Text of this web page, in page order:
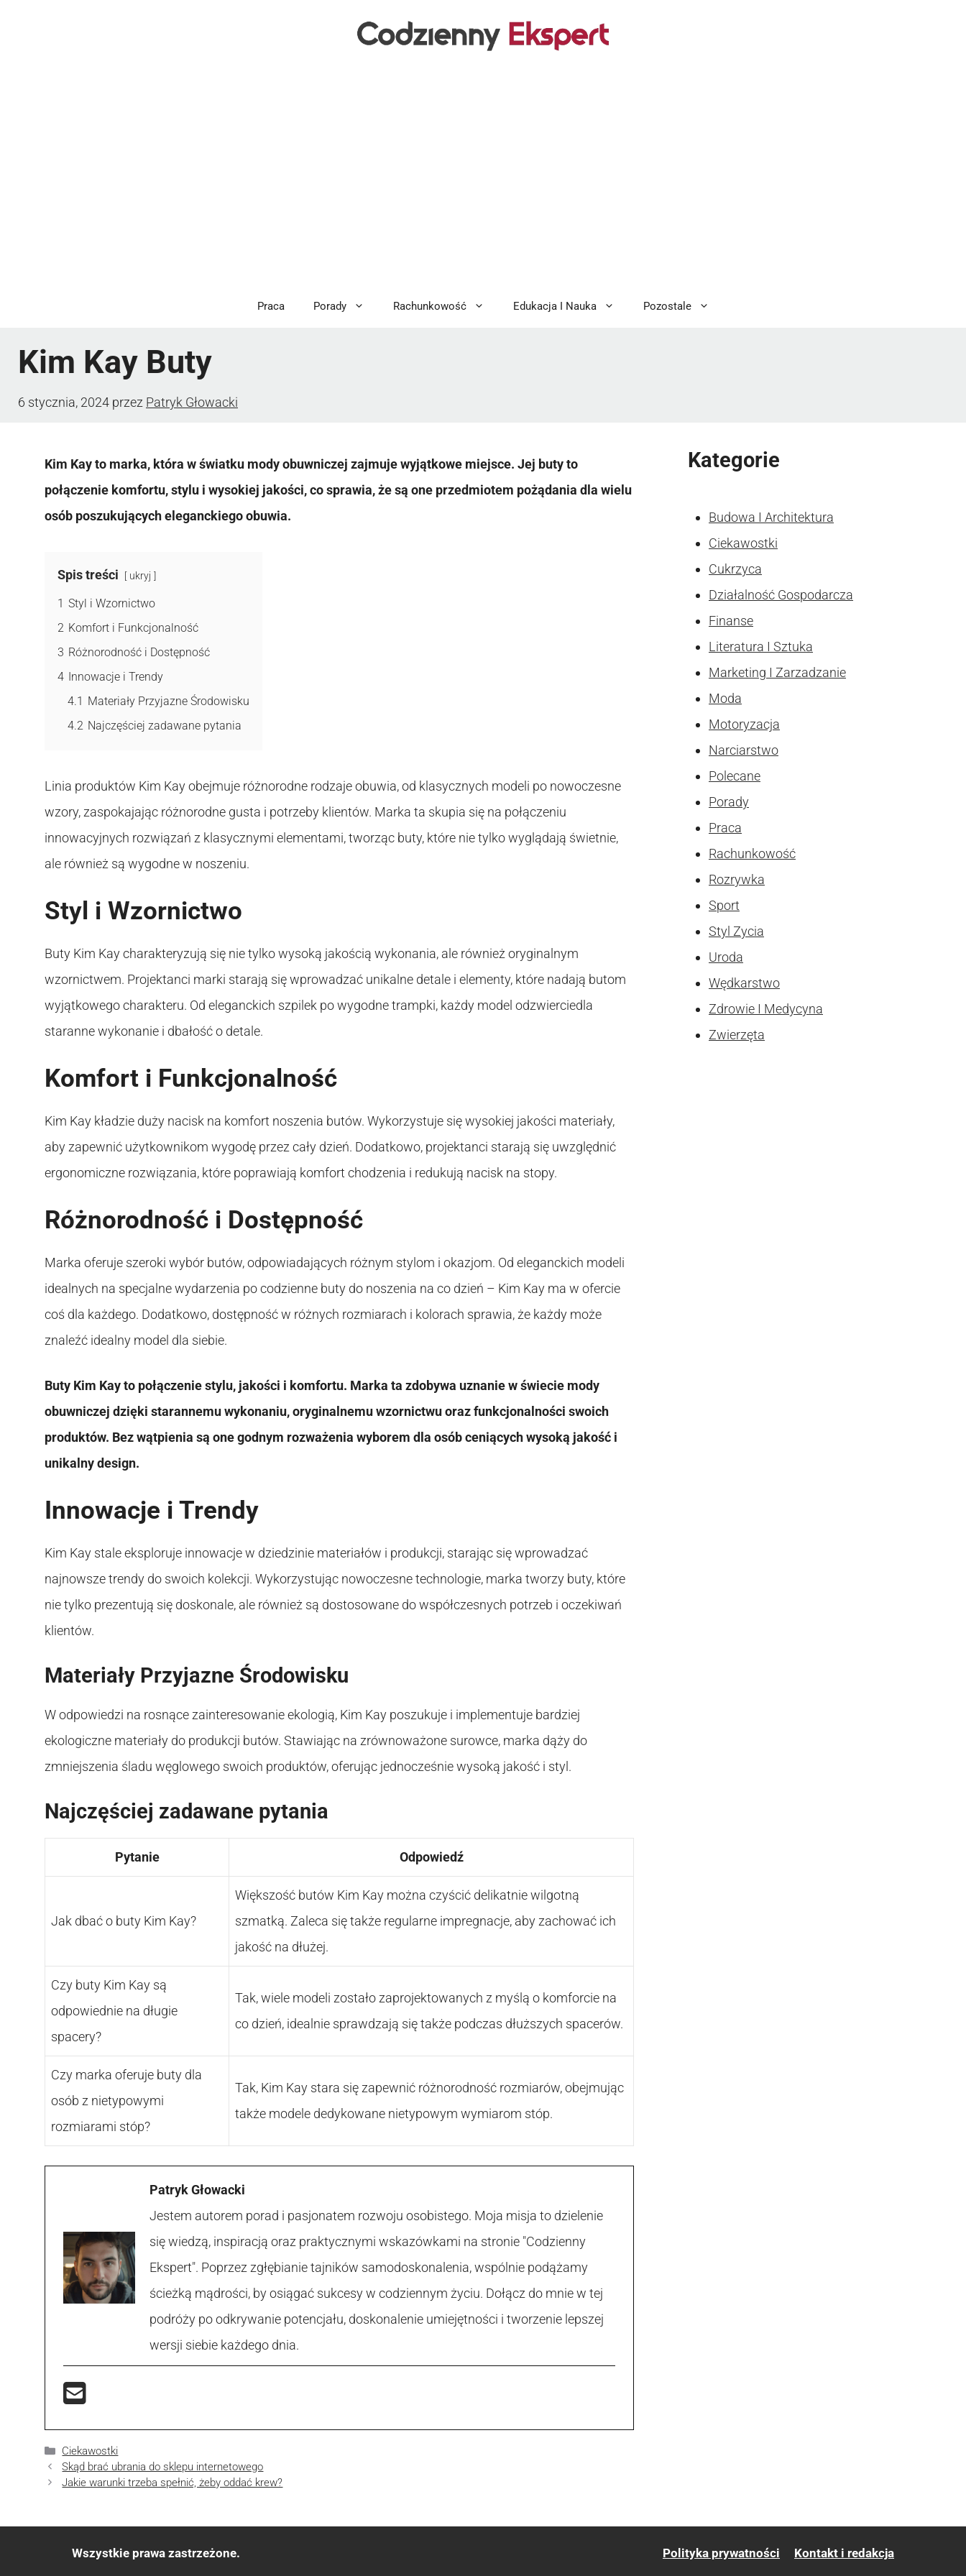
Praca Porady Rachunkowość Edukacja I Nauka Pozostale
Kim Kay Buty
6 stycznia, 2024 przez Patryk Głowacki
Kim Kay to marka, która w światku mody obuwniczej zajmuje wyjątkowe miejsce. Jej buty to
połączenie komfortu, stylu i wysokiej jakości, co sprawia, że są one przedmiotem pożądania dla wielu
osób poszukujących eleganckiego obuwia.
Spis treści ukryj
1 Styl i Wzornictwo
2 Komfort i Funkcjonalność
3 Różnorodność i Dostępność
4 Innowacje i Trendy
4.1 Materiały Przyjazne Środowisku
4.2 Najczęściej zadawane pytania
Linia produktów Kim Kay obejmuje różnorodne rodzaje obuwia, od klasycznych modeli po nowoczesne
wzory, zaspokajając różnorodne gusta i potrzeby klientów. Marka ta skupia się na połączeniu
innowacyjnych rozwiązań z klasycznymi elementami, tworząc buty, które nie tylko wyglądają świetnie,
ale również są wygodne w noszeniu.
Styl i Wzornictwo
Buty Kim Kay charakteryzują się nie tylko wysoką jakością wykonania, ale również oryginalnym
wzornictwem. Projektanci marki starają się wprowadzać unikalne detale i elementy, które nadają butom
wyjątkowego charakteru. Od eleganckich szpilek po wygodne trampki, każdy model odzwierciedla
staranne wykonanie i dbałość o detale.
Komfort i Funkcjonalność
Kim Kay kładzie duży nacisk na komfort noszenia butów. Wykorzystuje się wysokiej jakości materiały,
aby zapewnić użytkownikom wygodę przez cały dzień. Dodatkowo, projektanci starają się uwzględnić
ergonomiczne rozwiązania, które poprawiają komfort chodzenia i redukują nacisk na stopy.
Różnorodność i Dostępność
Marka oferuje szeroki wybór butów, odpowiadających różnym stylom i okazjom. Od eleganckich modeli
idealnych na specjalne wydarzenia po codzienne buty do noszenia na co dzień – Kim Kay ma w ofercie
coś dla każdego. Dodatkowo, dostępność w różnych rozmiarach i kolorach sprawia, że każdy może
znaleźć idealny model dla siebie.
Buty Kim Kay to połączenie stylu, jakości i komfortu. Marka ta zdobywa uznanie w świecie mody
obuwniczej dzięki starannemu wykonaniu, oryginalnemu wzornictwu oraz funkcjonalności swoich
produktów. Bez wątpienia są one godnym rozważenia wyborem dla osób ceniących wysoką jakość i
unikalny design.
Innowacje i Trendy
Kim Kay stale eksploruje innowacje w dziedzinie materiałów i produkcji, starając się wprowadzać
najnowsze trendy do swoich kolekcji. Wykorzystując nowoczesne technologie, marka tworzy buty, które
nie tylko prezentują się doskonale, ale również są dostosowane do współczesnych potrzeb i oczekiwań
klientów.
Materiały Przyjazne Środowisku
W odpowiedzi na rosnące zainteresowanie ekologią, Kim Kay poszukuje i implementuje bardziej
ekologiczne materiały do produkcji butów. Stawiając na zrównoważone surowce, marka dąży do
zmniejszenia śladu węglowego swoich produktów, oferując jednocześnie wysoką jakość i styl.
Najczęściej zadawane pytania
Pytanie Odpowiedź
Jak dbać o buty Kim Kay?
Większość butów Kim Kay można czyścić delikatnie wilgotną
szmatką. Zaleca się także regularne impregnacje, aby zachować ich
jakość na dłużej.
Czy buty Kim Kay są
odpowiednie na długie
spacery?
Tak, wiele modeli zostało zaprojektowanych z myślą o komforcie na
co dzień, idealnie sprawdzają się także podczas dłuższych spacerów.
Czy marka oferuje buty dla
osób z nietypowymi
rozmiarami stóp?
Tak, Kim Kay stara się zapewnić różnorodność rozmiarów, obejmując
także modele dedykowane nietypowym wymiarom stóp.
Patryk Głowacki
Jestem autorem porad i pasjonatem rozwoju osobistego. Moja misja to dzielenie
się wiedzą, inspiracją oraz praktycznymi wskazówkami na stronie "Codzienny
Ekspert". Poprzez zgłębianie tajników samodoskonalenia, wspólnie podążamy
ścieżką mądrości, by osiągać sukcesy w codziennym życiu. Dołącz do mnie w tej
podróży po odkrywanie potencjału, doskonalenie umiejętności i tworzenie lepszej
wersji siebie każdego dnia.
Kategorie
Ciekawostki
Skąd brać ubrania do sklepu internetowego
Jakie warunki trzeba spełnić, żeby oddać krew?
Kategorie
Budowa I Architektura
Ciekawostki
Cukrzyca
Działalność Gospodarcza
Finanse
Literatura I Sztuka
Marketing I Zarzadzanie
Moda
Motoryzacja
Narciarstwo
Polecane
Porady
Praca
Rachunkowość
Rozrywka
Sport
Styl Zycia
Uroda
Wędkarstwo
Zdrowie I Medycyna
Zwierzęta
Polityka prywatności Kontakt i redakcja
Wszystkie prawa zastrzeżone.